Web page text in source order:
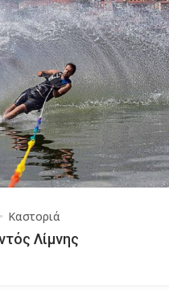
Καστοριά
Λίμνης